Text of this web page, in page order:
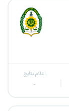
اعلام نتایج
-